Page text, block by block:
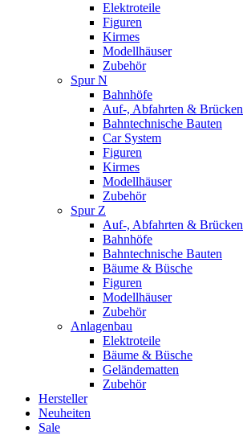
Elektroteile
Figuren
Kirmes
Modellhäuser
Zubehör
Spur N
Bahnhöfe
Auf-, Abfahrten & Brücken
Bahntechnische Bauten
Car System
Figuren
Kirmes
Modellhäuser
Zubehör
Spur Z
Auf-, Abfahrten & Brücken
Bahnhöfe
Bahntechnische Bauten
Bäume & Büsche
Figuren
Modellhäuser
Zubehör
Anlagenbau
Elektroteile
Bäume & Büsche
Geländematten
Zubehör
Hersteller
Neuheiten
Sale